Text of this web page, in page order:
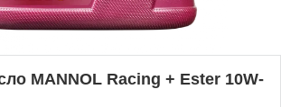
MANNOL Racing + Ester 10W-